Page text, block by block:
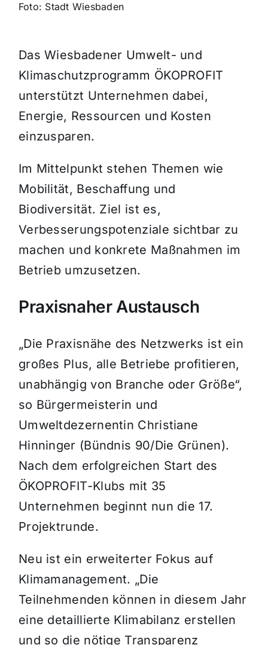
Foto: Stadt Wiesbaden
Das Wiesbadener Umwelt- und
Klimaschutzprogramm ÖKOPROFIT
unterstützt Unternehmen dabei,
Energie, Ressourcen und Kosten
einzusparen.
Im Mittelpunkt stehen Themen wie
Mobilität, Beschaffung und
Biodiversität. Ziel ist es,
Verbesserungspotenziale sichtbar zu
machen und konkrete Maßnahmen im
Betrieb umzusetzen.
Praxisnaher Austausch
„Die Praxisnähe des Netzwerks ist ein
großes Plus, alle Betriebe profitieren,
unabhängig von Branche oder Größe“,
so Bürgermeisterin und
Umweltdezernentin Christiane
Hinninger (Bündnis 90/Die Grünen).
Nach dem erfolgreichen Start des
ÖKOPROFIT-Klubs mit 35
Unternehmen beginnt nun die 17.
Projektrunde.
Neu ist ein erweiterter Fokus auf
Klimamanagement. „Die
Teilnehmenden können in diesem Jahr
eine detaillierte Klimabilanz erstellen
und so die nötige Transparenz